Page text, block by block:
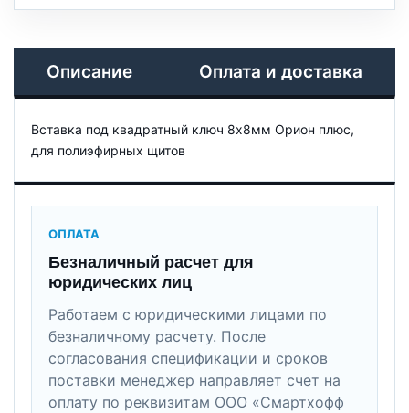
Описание Оплата и доставка
Вставка под квадратный ключ 8х8мм Орион плюс,
для полиэфирных щитов
ОПЛАТА
Безналичный расчет для
юридических лиц
Работаем с юридическими лицами по
безналичному расчету. После
согласования спецификации и сроков
поставки менеджер направляет счет на
оплату по реквизитам ООО «Смартхофф